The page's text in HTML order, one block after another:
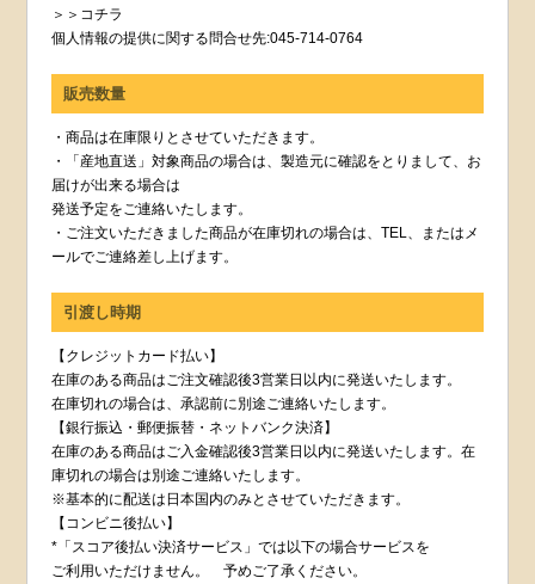
＞＞コチラ
個人情報の提供に関する問合せ先:045-714-0764
販売数量
・商品は在庫限りとさせていただきます。
・「産地直送」対象商品の場合は、製造元に確認をとりまして、お
届けが出来る場合は
発送予定をご連絡いたします。
・ご注文いただきました商品が在庫切れの場合は、TEL、またはメ
ールでご連絡差し上げます。
引渡し時期
【クレジットカード払い】
在庫のある商品はご注文確認後3営業日以内に発送いたします。
在庫切れの場合は、承認前に別途ご連絡いたします。
【銀行振込・郵便振替・ネットバンク決済】
在庫のある商品はご入金確認後3営業日以内に発送いたします。在
庫切れの場合は別途ご連絡いたします。
※基本的に配送は日本国内のみとさせていただきます。
【コンビニ後払い】
*「スコア後払い決済サービス」では以下の場合サービスを
ご利用いただけません。 予めご了承ください。